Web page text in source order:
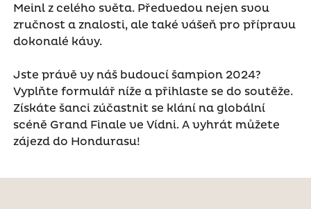
Meinl z celého světa. Předvedou nejen svou
zručnost a znalosti, ale také vášeň pro přípravu
dokonalé kávy.
Jste právě vy náš budoucí šampion 2024?
Vyplňte formulář níže a přihlaste se do soutěže.
Získáte šanci zúčastnit se klání na globální
scéně Grand Finale ve Vídni. A vyhrát můžete
zájezd do Hondurasu!